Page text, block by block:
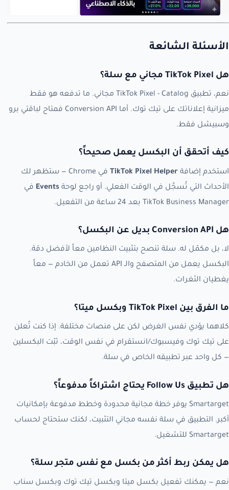
الأسئلة الشائعة
هل TikTok Pixel مجاني مع سلة؟
نعم، تطبيق TikTok Pixel - Catalog مجاني. ما تدفعه هو فقط
ميزانية إعلاناتك على تيك توك. أما Conversion API فمتاح لباقتي برو
وسبيشل فقط.
كيف أتحقق أن البكسل يعمل صحيحاً؟
استخدم إضافة TikTok Pixel Helper
في Chrome — ستظهر لك
الأحداث التي تُسجَّل في الوقت الفعلي. أو راجع لوحة Events في
TikTok Business Manager بعد 24 ساعة من التفعيل.
هل Conversion API بديل عن البكسل؟
لا، بل مكمّل له. سلة تنصح بتثبيت النظامين معاً لأفضل دقة.
البكسل يعمل من المتصفح والـ API تعمل من الخادم — معاً
يغطيان الثغرات.
ما الفرق بين TikTok Pixel وبكسل ميتا؟
كلاهما يؤدي نفس الغرض لكن على منصات مختلفة. إذا كنت تُعلن
على تيك توك وفيسبوك/انستقرام في نفس الوقت، ثبّت البكسلين
— كل واحد عبر تطبيقه الخاص في سلة.
هل تطبيق Follow Us يحتاج اشتراكاً مدفوعاً؟
Smartarget يوفر خطة مجانية محدودة وخطط مدفوعة بإمكانيات
أكبر. التطبيق في سلة نفسه مجاني التثبيت، لكنك ستحتاج لحساب
Smartarget للتشغيل.
هل يمكن ربط أكثر من بكسل مع نفس متجر سلة؟
نعم — يمكنك تفعيل بكسل ميتا وبكسل تيك توك وبكسل سناب